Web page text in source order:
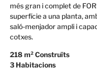
més gran i complet de
superfície a una planta,
saló-menjador ampli i
cotxes.
218 m² Construïts
3 Habitacions